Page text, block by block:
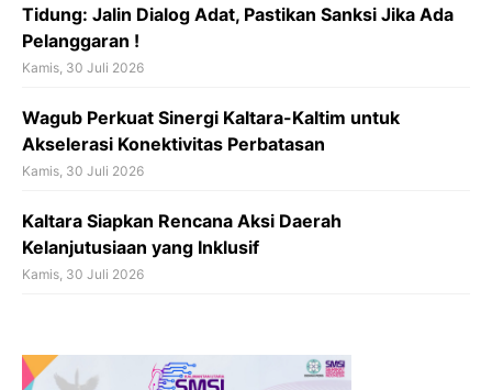
Tidung: Jalin Dialog Adat, Pastikan Sanksi Jika Ada
Pelanggaran !
Kamis, 30 Juli 2026
Wagub Perkuat Sinergi Kaltara-Kaltim untuk
Akselerasi Konektivitas Perbatasan
Kamis, 30 Juli 2026
Kaltara Siapkan Rencana Aksi Daerah
Kelanjutusiaan yang Inklusif
Kamis, 30 Juli 2026